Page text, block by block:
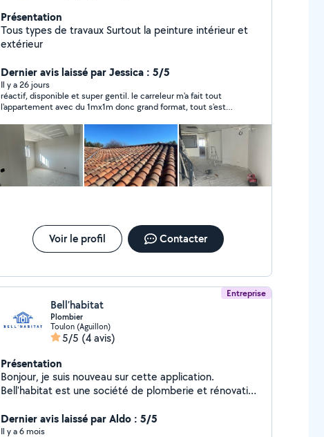
Présentation
Tous types de travaux Surtout la peinture intérieur et
extérieur
Dernier avis laissé par Jessica : 5/5
Il y a 26 jours
réactif, disponible et super gentil. le carreleur m'a fait tout
l'appartement avec du 1mx1m donc grand format, tout s'est
n'hésiterai pas à refaire appel à lui. un vrai bosseur, un plaisir
d'avoir un artisan comme lui et surtout une confiance.
Voir le profil Contacter
Entreprise
Bell’habitat
Plombier
Toulon (Aguillon)
5/5 (4 avis)
Présentation
Bonjour, je suis nouveau sur cette application.
Bell'habitat est une société de plomberie et rénovation
disponible 7j/7j pour des dépannages d'urgence.
Contactez moi directement au 06-29-42-07-86
Dernier avis laissé par Aldo : 5/5
Il y a 6 mois